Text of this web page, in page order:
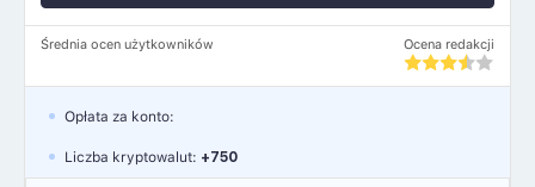
Średnia ocen użytkowników Ocena redakcji
Opłata za konto:
Liczba kryptowalut: +750